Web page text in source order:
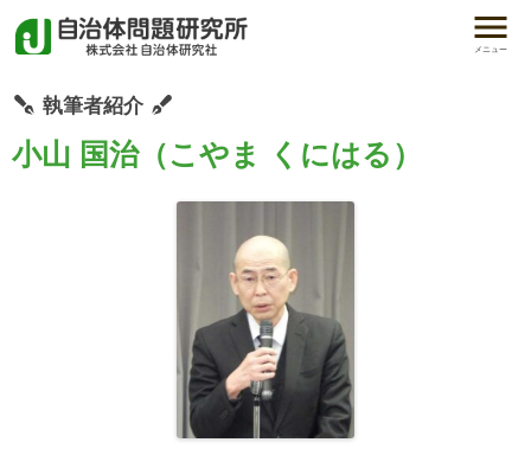
メニュー
執筆者紹介
小山 国治（こやま くにはる）